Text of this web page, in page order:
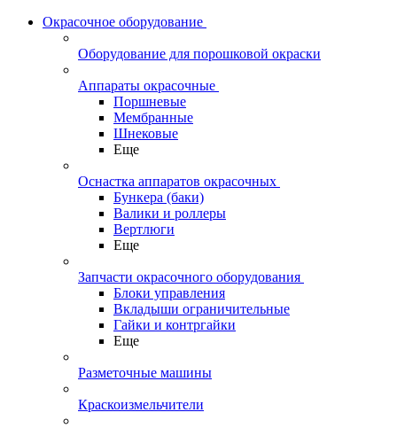
Окрасочное оборудование
Оборудование для порошковой окраски
Аппараты окрасочные
Поршневые
Мембранные
Шнековые
Еще
Оснастка аппаратов окрасочных
Бункера (баки)
Валики и роллеры
Вертлюги
Еще
Запчасти окрасочного оборудования
Блоки управления
Вкладыши ограничительные
Гайки и контргайки
Еще
Разметочные машины
Краскоизмельчители